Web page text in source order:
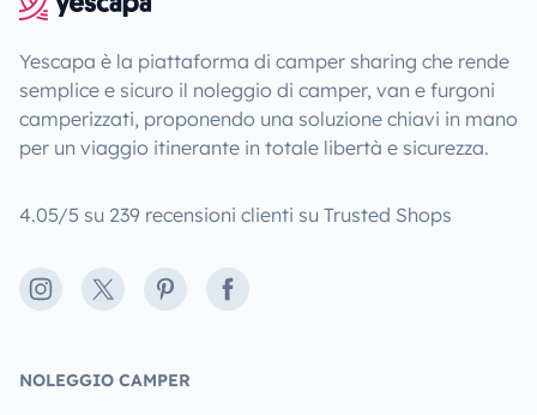
Yescapa è la piattaforma di camper sharing che rende
semplice e sicuro il noleggio di camper, van e furgoni
camperizzati, proponendo una soluzione chiavi in mano
per un viaggio itinerante in totale libertà e sicurezza.
4.05/5 su 239 recensioni clienti su Trusted Shops
Instagram
X PinterestFacebook
NOLEGGIO CAMPER